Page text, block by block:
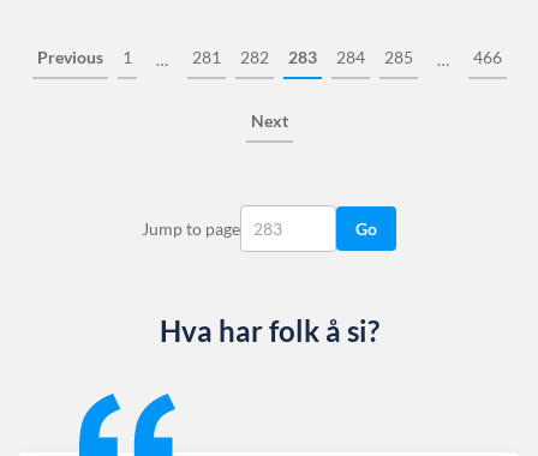
Previous 1 … 281 282 283 284 285 … 466
Next
Jump to page Go
Hva har folk å si?